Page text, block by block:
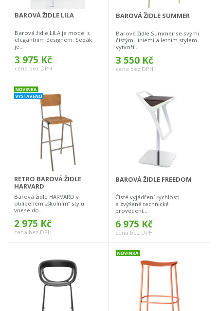
BAROVÁ ŽIDLE LILA
Barová židle LILA je model s
elegantním designem. Sedák
je...
3 975 Kč
cena bez DPH
BAROVÁ ŽIDLE SUMMER
Barové židle Summer se svými
čistými liniemi a letním stylem
vytvoří...
3 550 Kč
cena bez DPH
RETRO BAROVÁ ŽIDLE
HARVARD
Barová židle HARVARD v
oblíbeném „školním“ stylu
vnese do...
2 975 Kč
cena bez DPH
BAROVÁ ŽIDLE FREEDOM
Čisté vyjádření rychlosti
a zvýšené technické
provedení,...
6 975 Kč
cena bez DPH